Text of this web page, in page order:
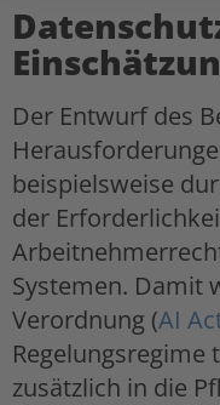
Der Entwurf des
beispielsweise
der
Systemen. Damit
Verordnung (AI
Regelungsregime
zusätzlich in die